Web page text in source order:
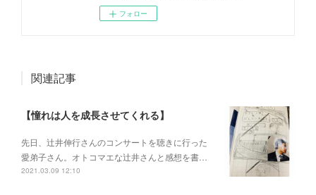
フォロー
関連記事
【憧れは人を成長させてくれる】
先日、辻井伸行さんのコンサートを 聴きに行った
愛弟子さん。 オトコマエな辻井さんと 感想を書…
2021.03.09 12:10